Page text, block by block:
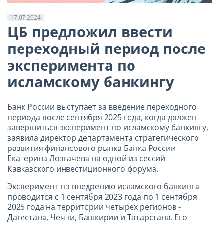
17.07.2024
ЦБ предложил ввести
переходный период после
эксперимента по
исламскому банкингу
Банк России выступает за введение переходного
периода после сентября 2025 года, когда должен
завершиться эксперимент по исламскому банкингу,
заявила директор департамента стратегического
развития финансового рынка Банка России
Екатерина Лозгачева на одной из сессий
Кавказского инвестиционного форума.
Эксперимент по внедрению исламского банкинга
проводится с 1 сентября 2023 года по 1 сентября
2025 года на территории четырех регионов -
Дагестана, Чечни, Башкирии и Татарстана. Его